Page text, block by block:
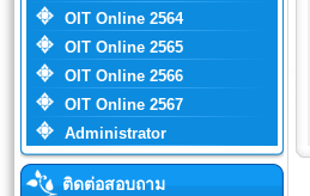
OIT Online 2564
OIT Online 2565
OIT Online 2566
OIT Online 2567
Administrator
ติดต่อสอบถาม